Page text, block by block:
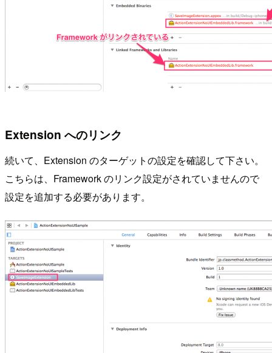
Extension へのリンク
続いて、Extension のターゲットの設定を確認して下さい。
こちらは、Framework のリンク設定がされていませんので
設定を追加する必要があります。